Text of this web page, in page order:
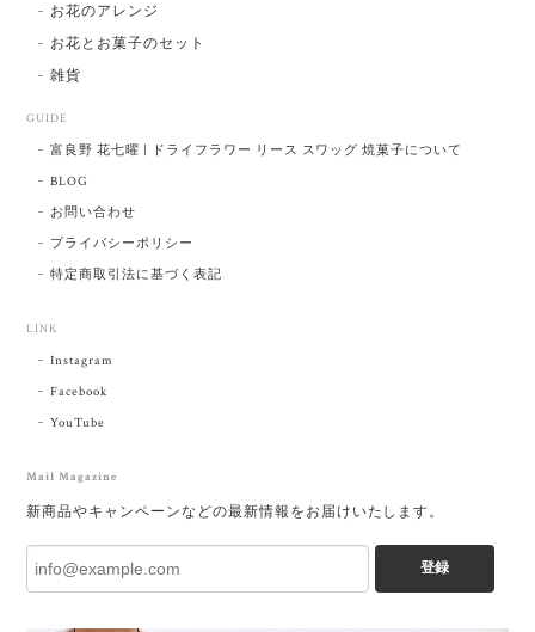
お花のアレンジ
お花とお菓子のセット
雑貨
GUIDE
富良野 花七曜 | ドライフラワー リース スワッグ 焼菓子について
BLOG
お問い合わせ
プライバシーポリシー
特定商取引法に基づく表記
LINK
Instagram
Facebook
YouTube
Mail Magazine
新商品やキャンペーンなどの最新情報をお届けいたします。
登録